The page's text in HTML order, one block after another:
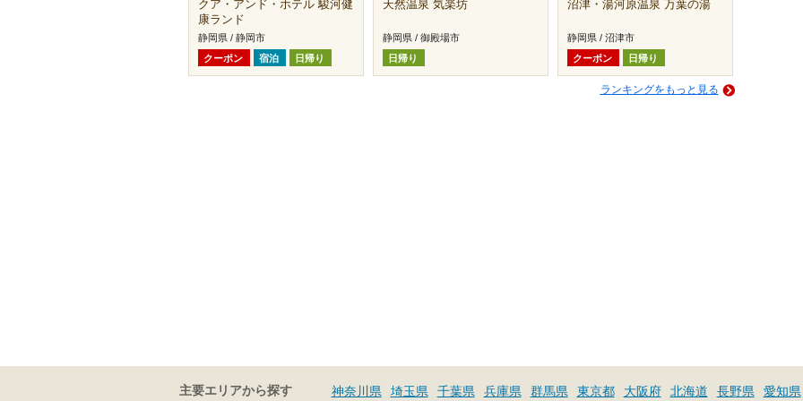
クア・アンド・ホテル 駿河健
康ランド
静岡県 / 静岡市
クーポン
宿泊 日帰り
天然温泉 気楽坊
静岡県 / 御殿場市
日帰り
沼津・湯河原温泉 万葉の湯
静岡県 / 沼津市
クーポン
日帰り
ランキングをもっと見る
主要エリアから探す 神奈川県 埼玉県 千葉県 兵庫県 群馬県 東京都 大阪府 北海道 長野県 愛知県